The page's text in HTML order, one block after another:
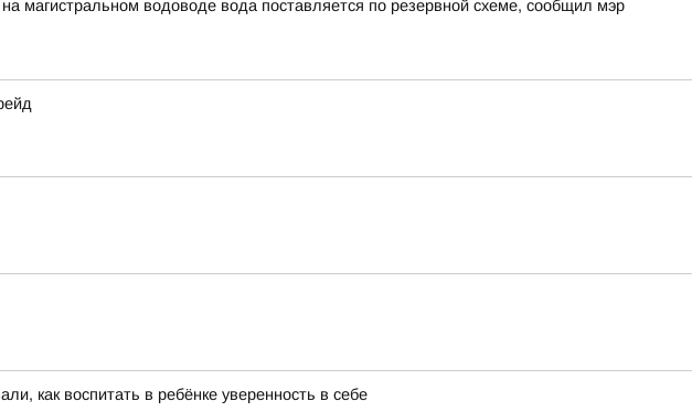
магистральном водоводе вода поставляется по резервной схеме, сообщил мэр
как воспитать в ребёнке уверенность в себе